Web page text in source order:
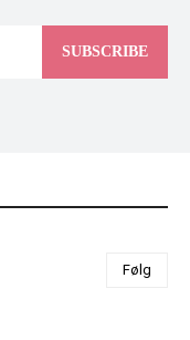
SUBSCRIBE
Følg